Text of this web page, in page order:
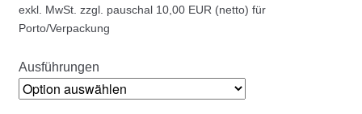
exkl. MwSt. zzgl. pauschal 10,00 EUR (netto) für
Porto/Verpackung
Ausführungen